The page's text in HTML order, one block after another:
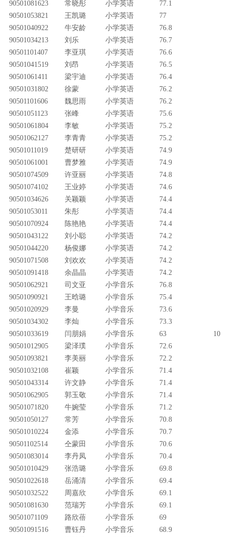
90501081623 常晓彤 小学英语
77.1
90501053821
王凯璐 小学英语
77
90501040922
牛安龄 小学英语
76.8
90501034213
刘乐 小学英语
76.7
90501101407
李亚琪 小学英语
76.6
90501041519
刘昂 小学英语
76.5
90501061411
梁宇迪 小学英语
76.4
90501031802
徐蒙 小学英语
76.2
90501101606
魏思雨 小学英语
76.2
90501051123
张峰 小学英语
75.6
90501061804
李敏 小学英语
75.2
90501062127
李青青 小学英语
75.2
90501011019
楚研研 小学英语
74.9
90501061001
曹梦雅 小学英语
74.9
90501074509
许亚丽 小学英语
74.8
90501074102
王业婷 小学英语
74.6
90501034626
关颖颖 小学英语
74.4
90501053011
朱彤 小学英语
74.4
90501070924
陈艳艳 小学英语
74.4
90501043122
刘小聪 小学英语
74.2
90501044220
杨俊娜 小学英语
74.2
90501071508
刘欢欢 小学英语
74.2
90501091418
余晶晶 小学英语
74.2
90501062921
司文亚 小学音乐
76.8
90501090921
王晗璐 小学音乐
75.4
90501020929
李曼 小学音乐
73.6
90501034302
李灿 小学音乐
73.3
90501033619
闫朋娟 小学音乐 63
10
90501012905
梁泽璞 小学音乐
72.6
90501093821
李美丽 小学音乐
72.2
90501032108
崔颖 小学音乐
71.4
90501043314
许文静 小学音乐
71.4
90501062905
郭玉敬 小学音乐
71.4
90501071820
牛婉莹 小学音乐
71.2
90501050127
常芳 小学音乐
70.8
90501010224
金添 小学音乐
70.7
90501102514
仝蒙田 小学音乐
70.6
90501083014
李丹凤 小学音乐
70.4
90501010429
张浩璐 小学音乐
69.8
90501022618
岳涌清 小学音乐
69.4
90501032522
周嘉欣 小学音乐
69.1
90501081630
范瑞芳 小学音乐
69.1
90501071109
路欣蓓 小学音乐
69
90501091516
曹钰丹 小学音乐
68.9